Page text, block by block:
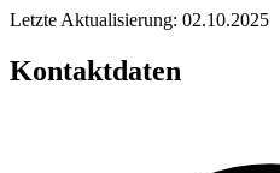
Letzte Aktualisierung: 02.10.2025
Kontaktdaten